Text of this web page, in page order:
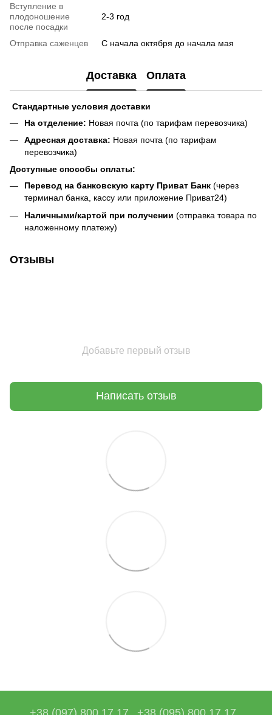
Вступление в
плодоношение
после посадки
2-3 год
Отправка саженцев С начала октября до начала мая
Доставка Оплата
Стандартные условия доставки
На отделение: Новая почта (по тарифам перевозчика)
Адресная доставка: Новая почта (по тарифам
перевозчика)
Доступные способы оплаты:
Перевод на банковскую карту Приват Банк (через
терминал банка, кассу или приложение Приват24)
Наличными/картой при получении (отправка товара по
наложенному платежу)
Отзывы
Добавьте первый отзыв
Написать отзыв
+38 (097) 800 17 17 +38 (095) 800 17 17